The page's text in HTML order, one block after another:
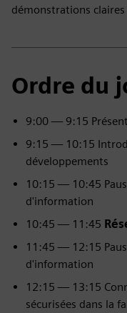
démonstrations
Ordre du
9:00 — 9:15
9:15 — 10:15
développements
10:15 — 10:45
d'information
10:45 — 11:45
11:45 — 12:15
d'information
12:15 — 13:15
sécurisées dans la